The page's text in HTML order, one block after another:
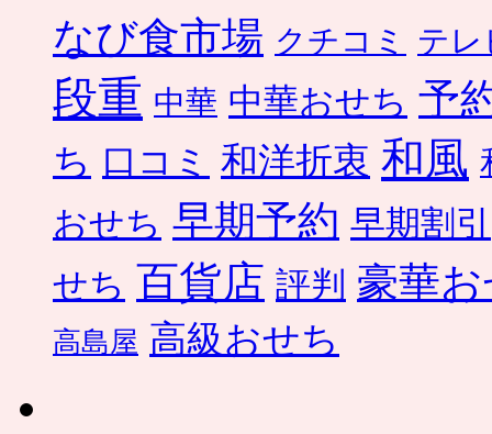
なび食市場 クチコミ テレ
段重 中華 中華おせち 予
ち 口コミ 和洋折衷 和風
おせち 早期予約 早期割引
せち 百貨店 評判 豪華
高島屋 高級おせち